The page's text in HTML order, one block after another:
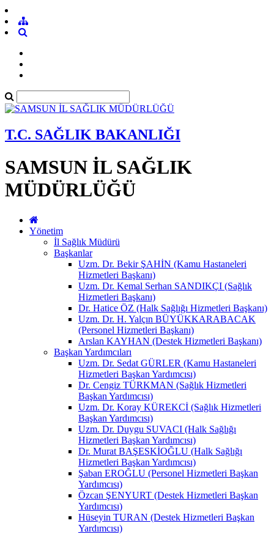
T.C. SAĞLIK BAKANLIĞI
SAMSUN İL SAĞLIK
MÜDÜRLÜĞÜ
Yönetim
İl Sağlık Müdürü
Başkanlar
Uzm. Dr. Bekir ŞAHİN (Kamu Hastaneleri
Hizmetleri Başkanı)
Uzm. Dr. Kemal Serhan SANDIKÇI (Sağlık
Hizmetleri Başkanı)
Dr. Hatice ÖZ (Halk Sağlığı Hizmetleri Başkanı)
Uzm. Dr. H. Yalçın BÜYÜKKARABACAK
(Personel Hizmetleri Başkanı)
Arslan KAYHAN (Destek Hizmetleri Başkanı)
Başkan Yardımcıları
Uzm. Dr. Sedat GÜRLER (Kamu Hastaneleri
Hizmetleri Başkan Yardımcısı)
Dr. Cengiz TÜRKMAN (Sağlık Hizmetleri
Başkan Yardımcısı)
Uzm. Dr. Koray KÜREKCİ (Sağlık Hizmetleri
Başkan Yardımcısı)
Uzm. Dr. Duygu SUVACI (Halk Sağlığı
Hizmetleri Başkan Yardımcısı)
Dr. Murat BAŞESKİOĞLU (Halk Sağlığı
Hizmetleri Başkan Yardımcısı)
Şaban EROĞLU (Personel Hizmetleri Başkan
Yardımcısı)
Özcan ŞENYURT (Destek Hizmetleri Başkan
Yardımcısı)
Hüseyin TURAN (Destek Hizmetleri Başkan
Yardımcısı)